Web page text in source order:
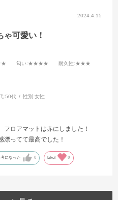
2024.4.15
可愛い！
匂い:★★★★ 耐久性:★★★
:50代 性別:女性
ロアマットは赤にしました！
漂ってて最高でした！
になった 0 Like! 0